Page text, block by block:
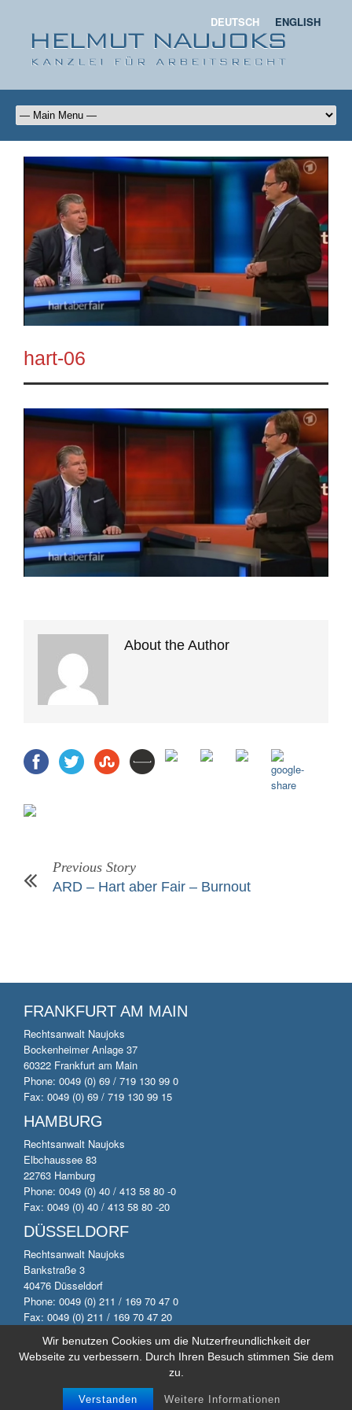
Wir benutzen Cookies um die Nutzerfreundlichkeit der
Webseite zu verbessern. Durch Ihren Besuch stimmen Sie dem
zu.
Verstanden Weitere Informationen
DEUTSCH ENGLISH
hart-06
About the Author
Previous Story
ARD – Hart aber Fair – Burnout
FRANKFURT AM MAIN
Rechtsanwalt Naujoks
Bockenheimer Anlage 37
60322 Frankfurt am Main
Phone: 0049 (0) 69 / 719 130 99 0
Fax: 0049 (0) 69 / 719 130 99 15
HAMBURG
Rechtsanwalt Naujoks
Elbchaussee 83
22763 Hamburg
Phone: 0049 (0) 40 / 413 58 80 -0
Fax: 0049 (0) 40 / 413 58 80 -20
DÜSSELDORF
Rechtsanwalt Naujoks
Bankstraße 3
40476 Düsseldorf
Phone: 0049 (0) 211 / 169 70 47 0
Fax: 0049 (0) 211 / 169 70 47 20
© 2014 by Anwaltskanzlei Naujoks. All rights reserved.
Impressum|Datenschutzerklärung